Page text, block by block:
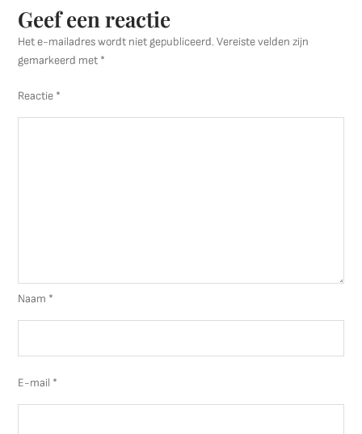
Geef een reactie
Het e-mailadres wordt niet gepubliceerd. Vereiste velden zijn
gemarkeerd met *
Reactie *
Naam *
E-mail *